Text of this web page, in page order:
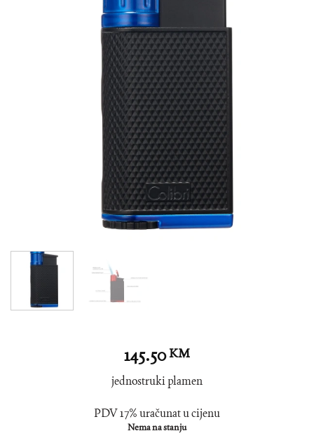
145.50KM
jednostruki plamen
PDV 17% uračunat u cijenu
Nema na stanju